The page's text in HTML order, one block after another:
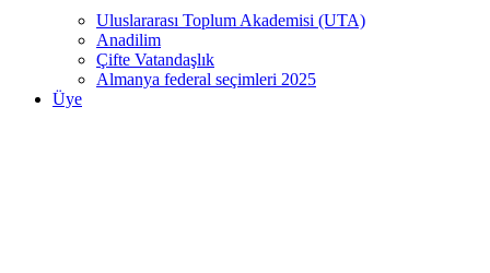
Uluslararası Toplum Akademisi (UTA)
Anadilim
Çifte Vatandaşlık
Almanya federal seçimleri 2025
Üye